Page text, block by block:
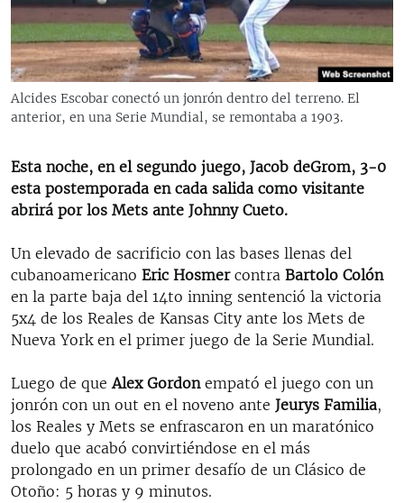
ESPECIALES
ESPECIALES
LA REALIDAD DE LA VIVIENDA EN CUBA
KENTU-CUBANO
LOS SANTOS DE HIALEAH
LA INVASIÓN DE RUSIA A UCRANIA
MULTIMEDIA
EDITORIALES
SÍGUENOS
Alcides Escobar conectó un jonrón dentro del terreno. El
anterior, en una Serie Mundial, se remontaba a 1903.
Esta noche, en el segundo juego, Jacob deGrom, 3-0
esta postemporada en cada salida como visitante
abrirá por los Mets ante Johnny Cueto.
Un elevado de sacrificio con las bases llenas del
cubanoamericano Eric Hosmercontra Bartolo Colón
en la parte baja del 14to inning sentenció la victoria
5x4 de los Reales de Kansas City ante los Mets de
Nueva York en el primer juego de la Serie Mundial.
Luego de que Alex Gordonempató el juego con un
jonrón con un out en el noveno ante Jeurys Familia,
los Reales y Mets se enfrascaron en un maratónico
duelo que acabó convirtiéndose en el más
prolongado en un primer desafío de un Clásico de
Otoño: 5 horas y 9 minutos.